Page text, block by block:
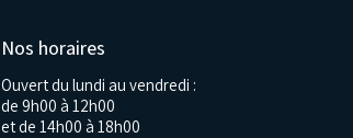
Nos horaires
Ouvert du lundi au vendredi :
de 9h00 à 12h00
et de 14h00 à 18h00